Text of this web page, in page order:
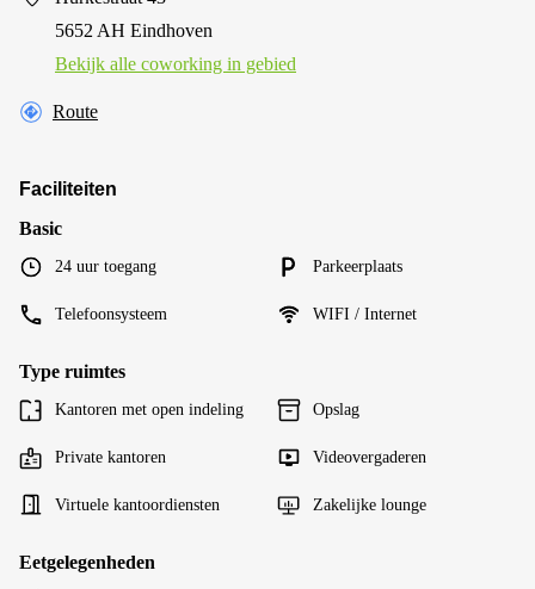
5652 AH Eindhoven
Bekijk alle сoworking in gebied
Route
Faciliteiten
Basic
24 uur toegang Parkeerplaats
Telefoonsysteem WIFI / Internet
Type ruimtes
Kantoren met open indeling Opslag
Private kantoren Videovergaderen
Virtuele kantoordiensten Zakelijke lounge
Eetgelegenheden